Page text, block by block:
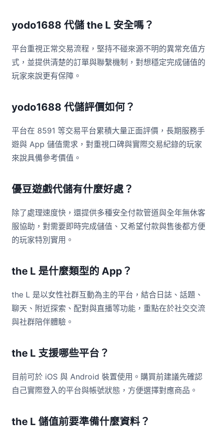
yodo1688 代儲 the L 安全嗎？
平台重視正常交易流程，堅持不碰來源不明的異常充值方
式，並提供清楚的訂單與聯繫機制，對想穩定完成儲值的
玩家來說更有保障。
yodo1688 代儲評價如何？
平台在 8591 等交易平台累積大量正面評價，長期服務手
遊與 App 儲值需求，對重視口碑與實際交易紀錄的玩家
來說具備參考價值。
優豆遊戲代儲有什麼好處？
除了處理速度快，還提供多種安全付款管道與全年無休客
服協助，對需要即時完成儲值、又希望付款與售後都方便
的玩家特別實用。
the L 是什麼類型的 App？
the L 是以女性社群互動為主的平台，結合日誌、話題、
聊天、附近探索、配對與直播等功能，重點在於社交交流
與社群陪伴體驗。
the L 支援哪些平台？
目前可於 iOS 與 Android 裝置使用。購買前建議先確認
自己實際登入的平台與帳號狀態，方便選擇對應商品。
the L 儲值前要準備什麼資料？